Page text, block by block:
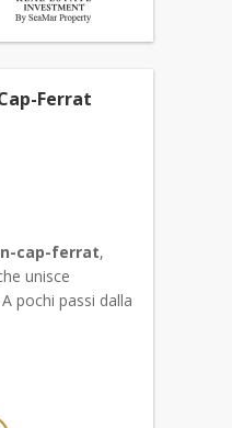
Ferrat
cap-ferrat,
unisce
pochi passi dalla